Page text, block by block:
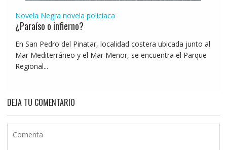
Novela Negra novela policíaca
¿Paraíso o infierno?
En San Pedro del Pinatar, localidad costera ubicada junto al
Mar Mediterráneo y el Mar Menor, se encuentra el Parque
Regional...
DEJA TU COMENTARIO